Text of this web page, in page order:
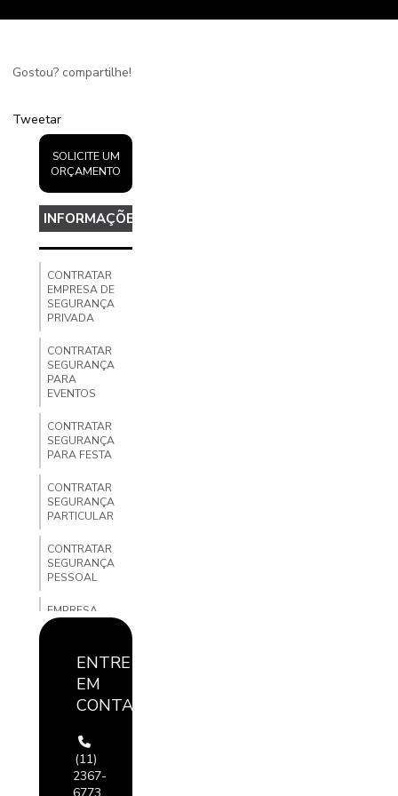
Gostou? compartilhe!
Tweetar
SOLICITE UM
ORÇAMENTO
INFORMAÇÕES
CONTRATAR
EMPRESA DE
SEGURANÇA
PRIVADA
CONTRATAR
SEGURANÇA
PARA
EVENTOS
CONTRATAR
SEGURANÇA
PARA FESTA
CONTRATAR
SEGURANÇA
PARTICULAR
CONTRATAR
SEGURANÇA
PESSOAL
EMPRESA
ESPECIALIZADA
PATRIMONIAL
EMPRESA DE
PORTARIA
CONDOMINIO
EMPRESA DE
PORTARIA E
ENTRE
EM
CONTATO
(11)
2367-